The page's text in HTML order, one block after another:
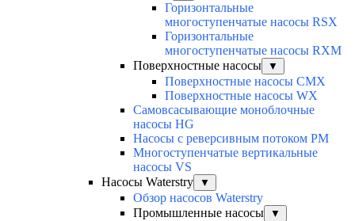
Горизонтальные
многоступенчатые насосы RSX
Горизонтальные
многоступенчатые насосы RXM
Поверхностные насосы
▼
Поверхностные насосы CMX
Поверхностные насосы WX
Самовсасывающие моноблочные
насосы HG
Насосы с реверсивным потоком PM
Многоступенчатые вертикальные
насосы VS
Насосы Waterstry
▼
Обзор насосов Waterstry
Промышленные насосы
▼